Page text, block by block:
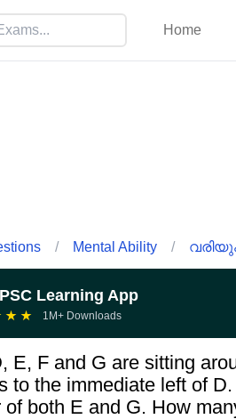
Home
/ Mental Ability /
Learning App
★ ★ 1M+ Downloads
E, F and G are sitting
to the immediate left of
of both E and G. How